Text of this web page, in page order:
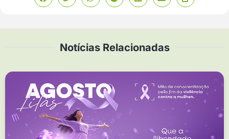
Notícias Relacionadas